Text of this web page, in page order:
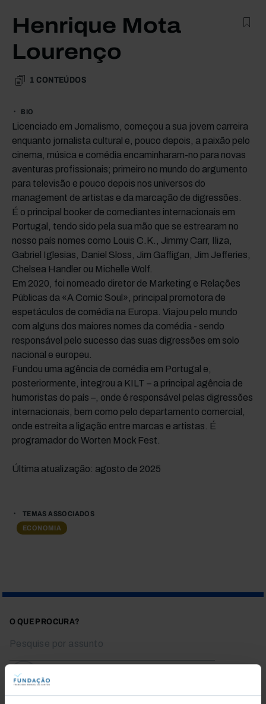
Henrique Mota
Lourenço
1 CONTEÚDOS
BIO
Licenciado em Jornalismo, começou a sua jovem carreira
enquanto jornalista cultural e, pouco depois, a paixão pelo
cinema, música e comédia encaminharam-no para novas
aventuras profissionais; primeiro no mundo do argumento
para televisão e pouco depois nos universos do
management de artistas e da marcação de digressões.
É o principal booker de comediantes internacionais em
Portugal, tendo sido pela sua mão que se estrearam no
nosso país nomes como Louis C.K., Jimmy Carr, Iliza,
Gabriel Iglesias, Daniel Sloss, Jim Gaffigan, Jim Jefferies,
Chelsea Handler ou Michelle Wolf.
Em 2020, foi nomeado diretor de Marketing e Relações
Públicas da «A Comic Soul», principal promotora de
espetáculos de comédia na Europa. Viajou pelo mundo
com alguns dos maiores nomes da comédia - sendo
responsável pelo sucesso das suas digressões em solo
nacional e europeu.
Fundou uma agência de comédia em Portugal e,
posteriormente, integrou a KILT – a principal agência de
humoristas do país –, onde é responsável pelas digressões
internacionais, bem como pelo departamento comercial,
onde estreita a ligação entre marcas e artistas. É
programador do Worten Mock Fest.
Última atualização: agosto de 2025
TEMAS ASSOCIADOS
ECONOMIA
O QUE PROCURA?